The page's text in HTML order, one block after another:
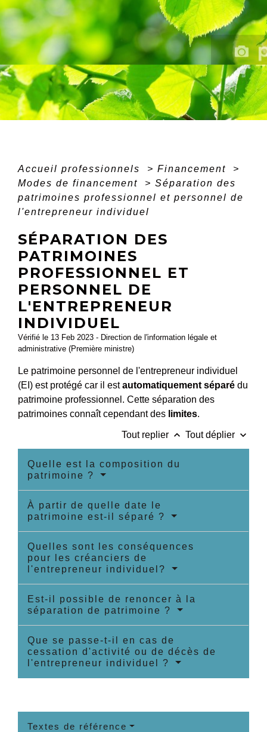
Accueil professionnels > Financement
>
Modes de financement
> Séparation des
patrimoines professionnel et personnel de
l'entrepreneur individuel
SÉPARATION DES
PATRIMOINES
PROFESSIONNEL ET
PERSONNEL DE
L'ENTREPRENEUR
INDIVIDUEL
Vérifié le 13 Feb 2023 - Direction de l'information légale et
administrative (Première ministre)
Le patrimoine personnel de l'entrepreneur individuel
(EI) est protégé car il estautomatiquement séparé du
patrimoine professionnel. Cette séparation des
patrimoines connaît cependant des limites.
Tout replier keyboard_arrow_up Tout déplier keyboard_arrow_down
Quelle est la composition du
patrimoine ?
À partir de quelle date le
patrimoine est-il séparé ?
Quelles sont les conséquences
pour les créanciers de
l'entrepreneur individuel?
Est-il possible de renoncer à la
séparation de patrimoine ?
Que se passe-t-il en cas de
cessation d'activité ou de décès de
l'entrepreneur individuel ?
Textes de référence